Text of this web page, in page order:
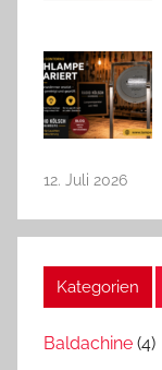
12. Juli 2026
Kategorien
Baldachine (4)